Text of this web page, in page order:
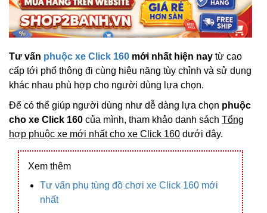
Tư vấn phuộc xe Click 160 mới nhất hiện nay từ cao
cấp tới phổ thông đi cùng hiệu năng tùy chỉnh và sử dụng
khác nhau phù hợp cho người dùng lựa chọn.
Để có thể giúp người dùng như dễ dàng lựa chọn phuộc
cho xe Click 160 của mình, tham khảo danh sách Tổng
hợp phuộc xe mới nhất cho xe Click 160 dưới đây.
Xem thêm
Tư vấn phụ tùng đồ chơi xe Click 160 mới
nhất